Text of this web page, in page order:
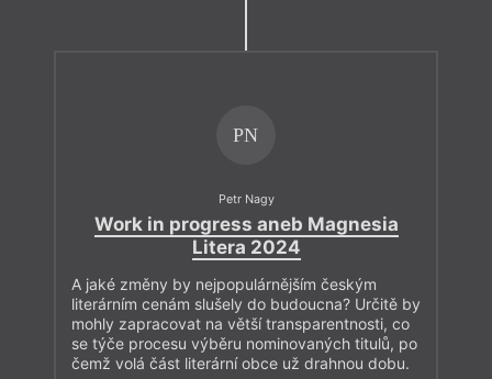
PN
Petr Nagy
Work in progress aneb Magnesia
Litera 2024
A jaké změny by nejpopulárnějším českým
literárním cenám slušely do budoucna? Určitě by
mohly zapracovat na větší transparentnosti, co
se týče procesu výběru nominovaných titulů, po
čemž volá část literární obce už drahnou dobu.